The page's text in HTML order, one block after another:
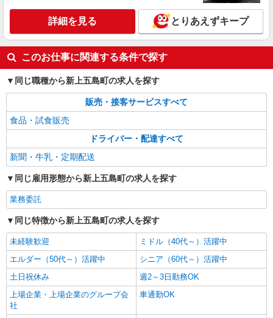
詳細を見る とりあえずキープ
このお仕事に関連する条件で探す
同じ職種から新上五島町の求人を探す
販売・接客サービスすべて
食品・試食販売
ドライバー・配達すべて
新聞・牛乳・定期配送
同じ雇用形態から新上五島町の求人を探す
業務委託
同じ特徴から新上五島町の求人を探す
未経験歓迎
ミドル（40代～）活躍中
エルダー（50代～）活躍中
シニア（60代～）活躍中
土日祝休み
週2～3日勤務OK
上場企業・上場企業のグループ会
社
車通勤OK